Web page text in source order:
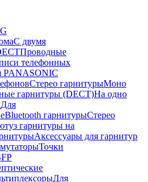
С двумя
Проводные
телефонных
PANASONIC
Стерео гарнитурыМоно
гарнитуры (DECT)На одно
Для
Bluetooth гарнитурыСтерео
гарнитуры на
Аксессуары для гарнитур
Точки
Для